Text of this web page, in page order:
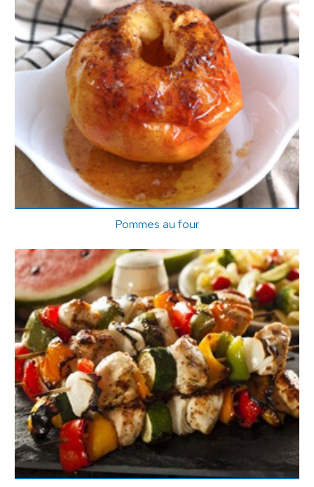
Pommes au four